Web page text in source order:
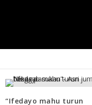
“Ifedayo mahu turun